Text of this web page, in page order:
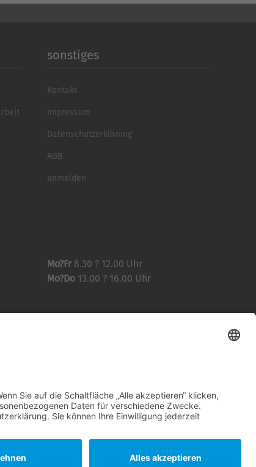
sonstiges
Kontakt
Impressum
Datenschutzerklärung
AGB
anmelden
Mo?Fr 8.30 ? 12.00 Uhr
Mo?Do 13.00 ? 16.00 Uhr